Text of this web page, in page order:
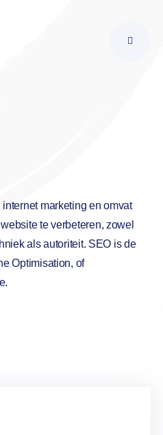
marketing en omvat
te verbeteren, zowel
als autoriteit. SEO is de
Optimisation, of